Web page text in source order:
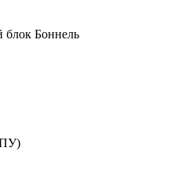
Боннель